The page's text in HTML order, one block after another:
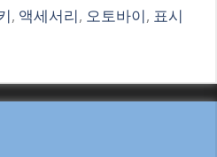
, 액세서리, 오토바이, 표시